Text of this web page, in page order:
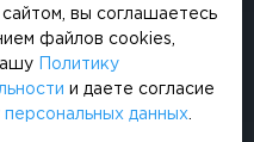
защищены
данных
сайтом, вы соглашаетесь
файлов cookies,
Политику
и даете согласие
данных